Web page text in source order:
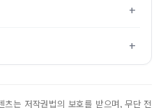
는 저작권법의 보호를 받으며, 무단 전